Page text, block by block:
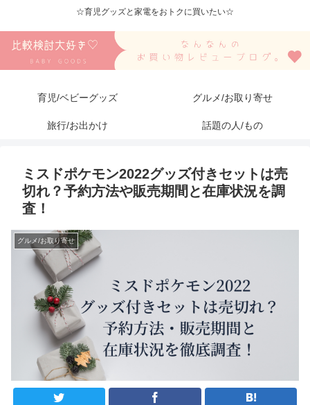
☆育児グッズと家電をおトクに買いたい☆
育児/ベビーグッズ グルメ/お取り寄せ
旅行/お出かけ 話題の人/もの
ミスドポケモン2022グッズ付きセットは売
切れ？予約方法や販売期間と在庫状況を調
査！
グルメ/お取り寄せ